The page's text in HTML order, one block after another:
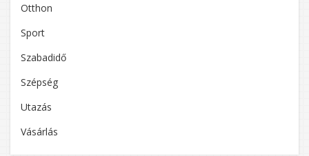
Otthon
Sport
Szabadidő
Szépség
Utazás
Vásárlás